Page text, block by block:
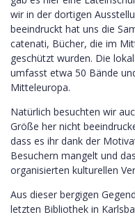
wir in der dortigen
beeindruckt hat uns die
catenati, Bücher, die im
geschützt wurden. Die
umfasst etwa 50 Bände
Mitteleuropa.
Natürlich besuchten wir
Größe her nicht
dass es ihr dank der
Besuchern mangelt und
organisierten kulturellen
Aus dieser bergigen
letzten Bibliothek in